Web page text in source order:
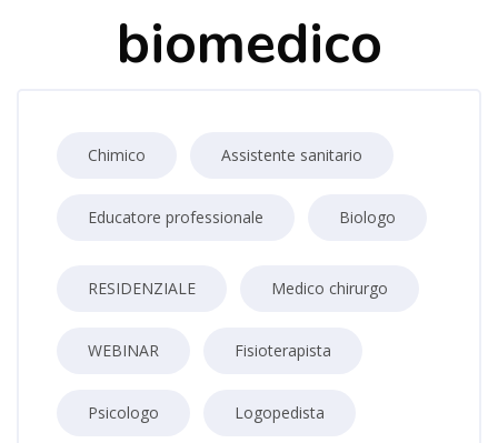
biomedico
Chimico Assistente sanitario
Educatore professionale Biologo
RESIDENZIALE Medico chirurgo
WEBINAR Fisioterapista
Psicologo Logopedista